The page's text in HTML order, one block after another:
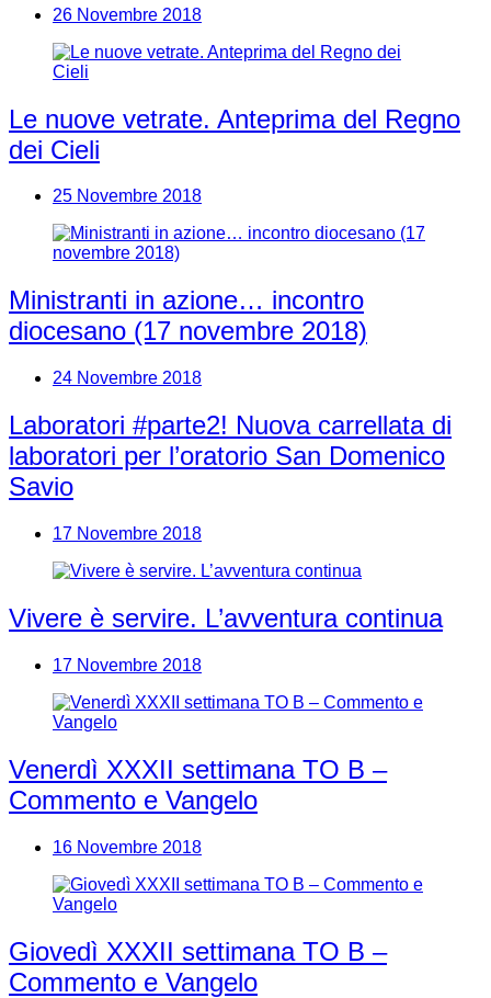
26 Novembre 2018
Le nuove vetrate. Anteprima del Regno
dei Cieli
25 Novembre 2018
Ministranti in azione… incontro
diocesano (17 novembre 2018)
24 Novembre 2018
Laboratori #parte2! Nuova carrellata di
laboratori per l’oratorio San Domenico
Savio
17 Novembre 2018
Vivere è servire. L’avventura continua
17 Novembre 2018
Venerdì XXXII settimana TO B –
Commento e Vangelo
16 Novembre 2018
Giovedì XXXII settimana TO B –
Commento e Vangelo